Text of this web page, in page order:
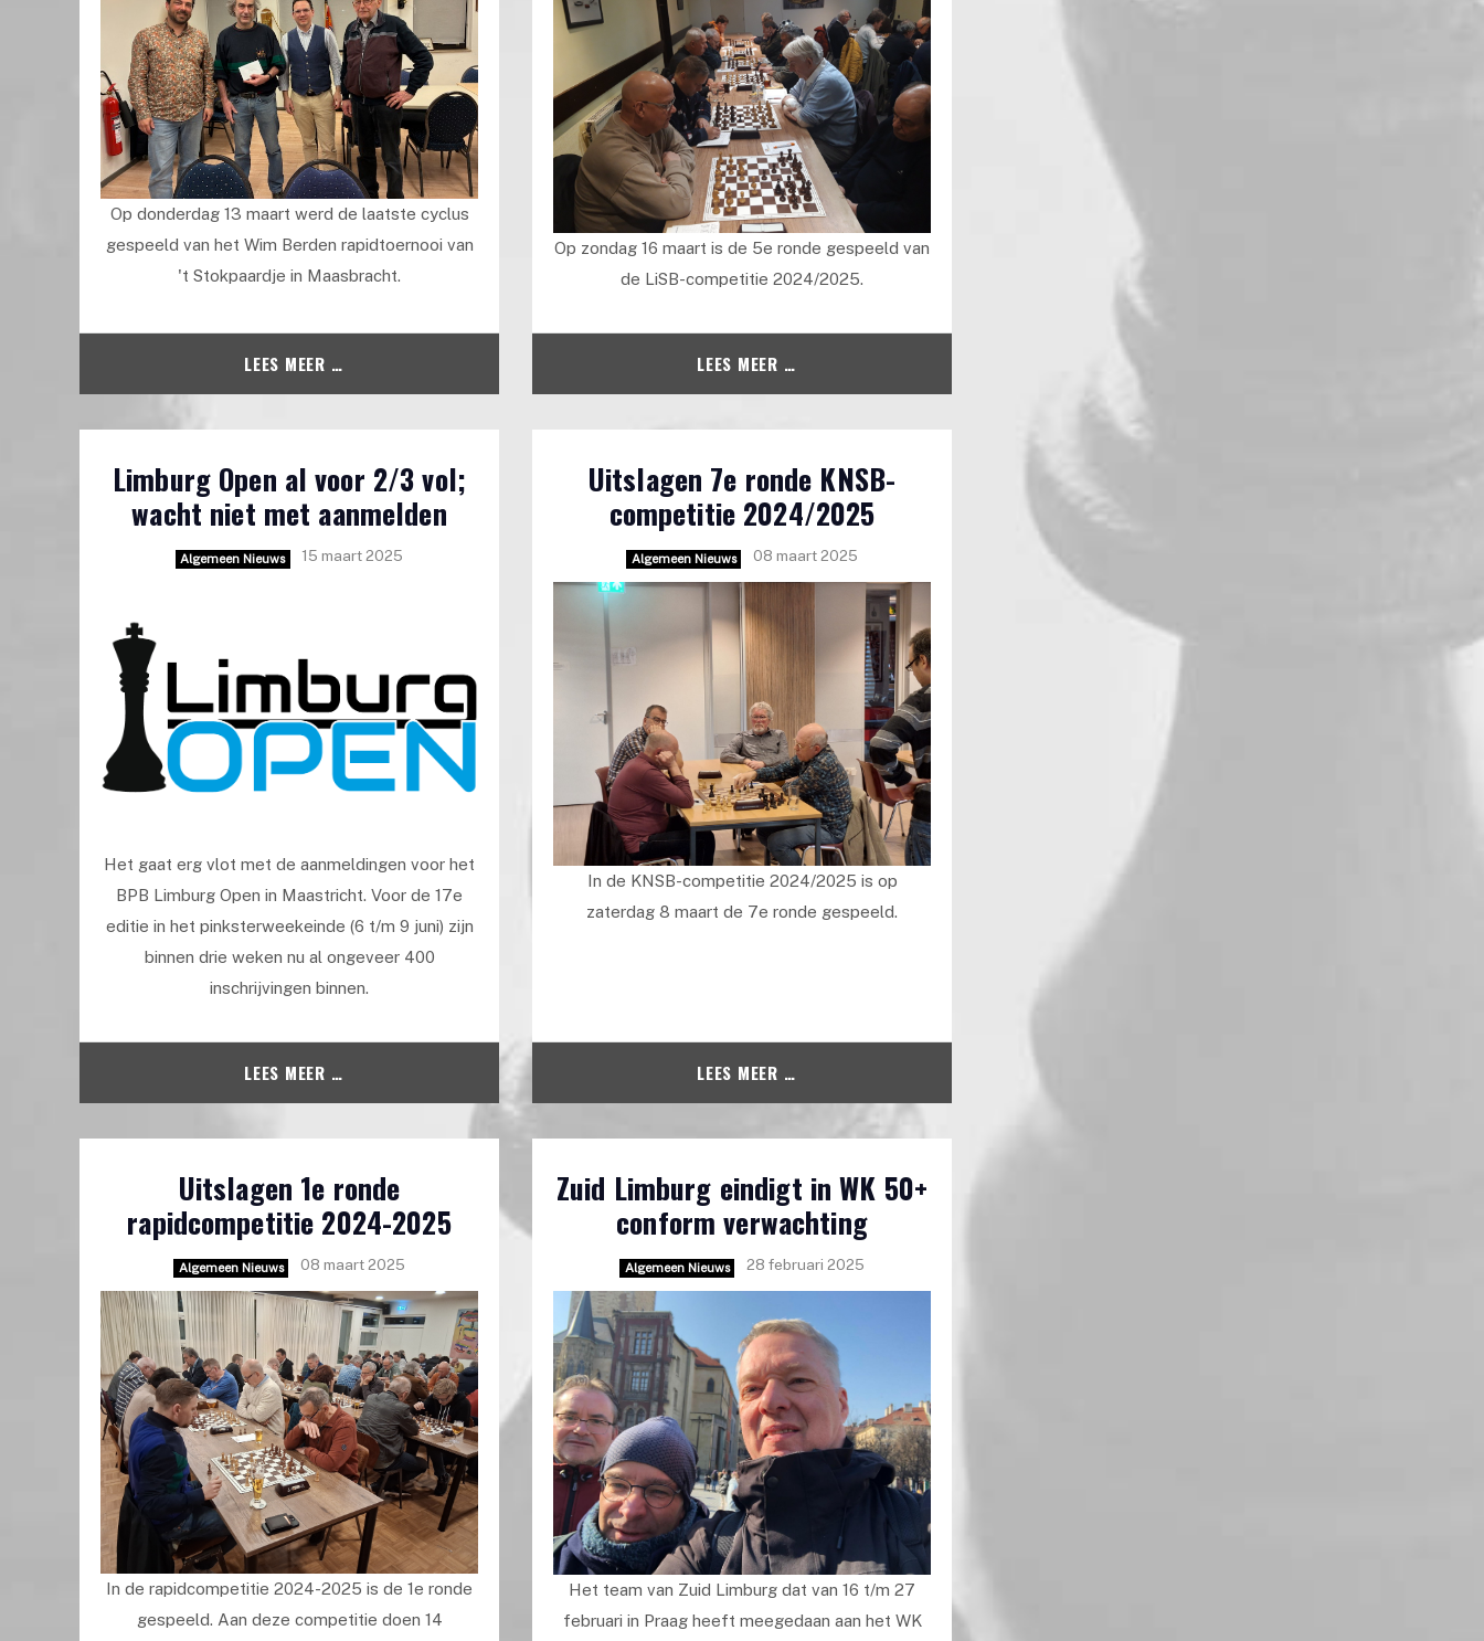
Op donderdag 13 maart werd de laatste cyclus
gespeeld van het Wim Berden rapidtoernooi van
't Stokpaardje in Maasbracht.
LEES MEER …
Op zondag 16 maart is de 5e ronde gespeeld van
de LiSB-competitie 2024/2025.
LEES MEER …
Limburg Open al voor 2/3 vol;
wacht niet met aanmelden
Algemeen Nieuws 15 maart 2025
Het gaat erg vlot met de aanmeldingen voor het
BPB Limburg Open in Maastricht. Voor de 17e
editie in het pinksterweekeinde (6 t/m 9 juni) zijn
binnen drie weken nu al ongeveer 400
inschrijvingen binnen.
LEES MEER …
Uitslagen 7e ronde KNSB-
competitie 2024/2025
Algemeen Nieuws 08 maart 2025
In de KNSB-competitie 2024/2025 is op
zaterdag 8 maart de 7e ronde gespeeld.
LEES MEER …
Uitslagen 1e ronde
rapidcompetitie 2024-2025
Algemeen Nieuws 08 maart 2025
In de rapidcompetitie 2024-2025 is de 1e ronde
gespeeld. Aan deze competitie doen 14
Zuid Limburg eindigt in WK 50+
conform verwachting
Algemeen Nieuws 28 februari 2025
Het team van Zuid Limburg dat van 16 t/m 27
februari in Praag heeft meegedaan aan het WK